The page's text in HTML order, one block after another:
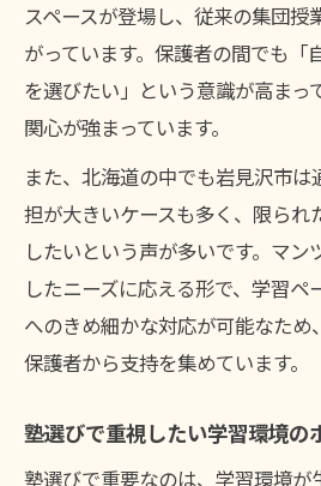
塾マンツーマン指導で
組み
塾の定期テスト対策で
塾の目標設定が成績アッ
塾のフィードバックが
仕組み
部活両立に役立つ塾でのサ
塾の柔軟な時間割が部
塾マンツーマンなら急な
塾の振替制度活用で部活
方法
スペースが登場し、従来の集団授
がっています。保護者の間でも「
を選びたい」という意識が高まっ
関心が強まっています。
また、北海道の中でも岩見沢市
担が大きいケースも多く、限られ
したいという声が多いです。マン
したニーズに応える形で、学習ペ
へのきめ細かな対応が可能なため
保護者から支持を集めています。
塾選びで重視したい学習環境の
塾選びで重要なのは、学習環境が